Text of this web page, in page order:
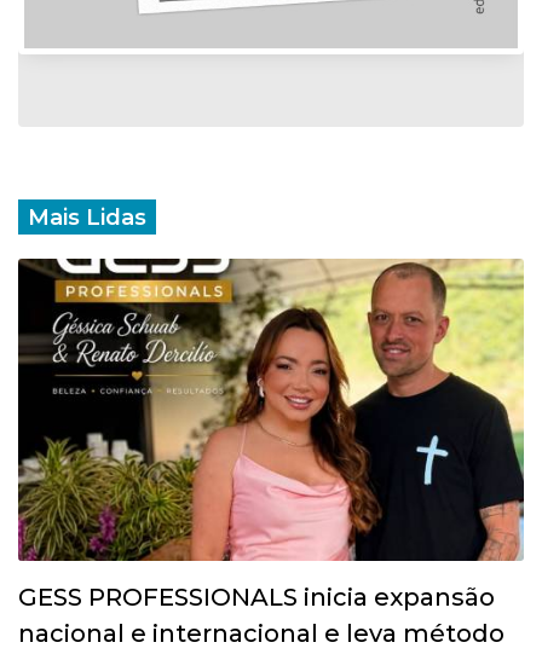
Mais Lidas
GESS PROFESSIONALS inicia expansão
nacional e internacional e leva método